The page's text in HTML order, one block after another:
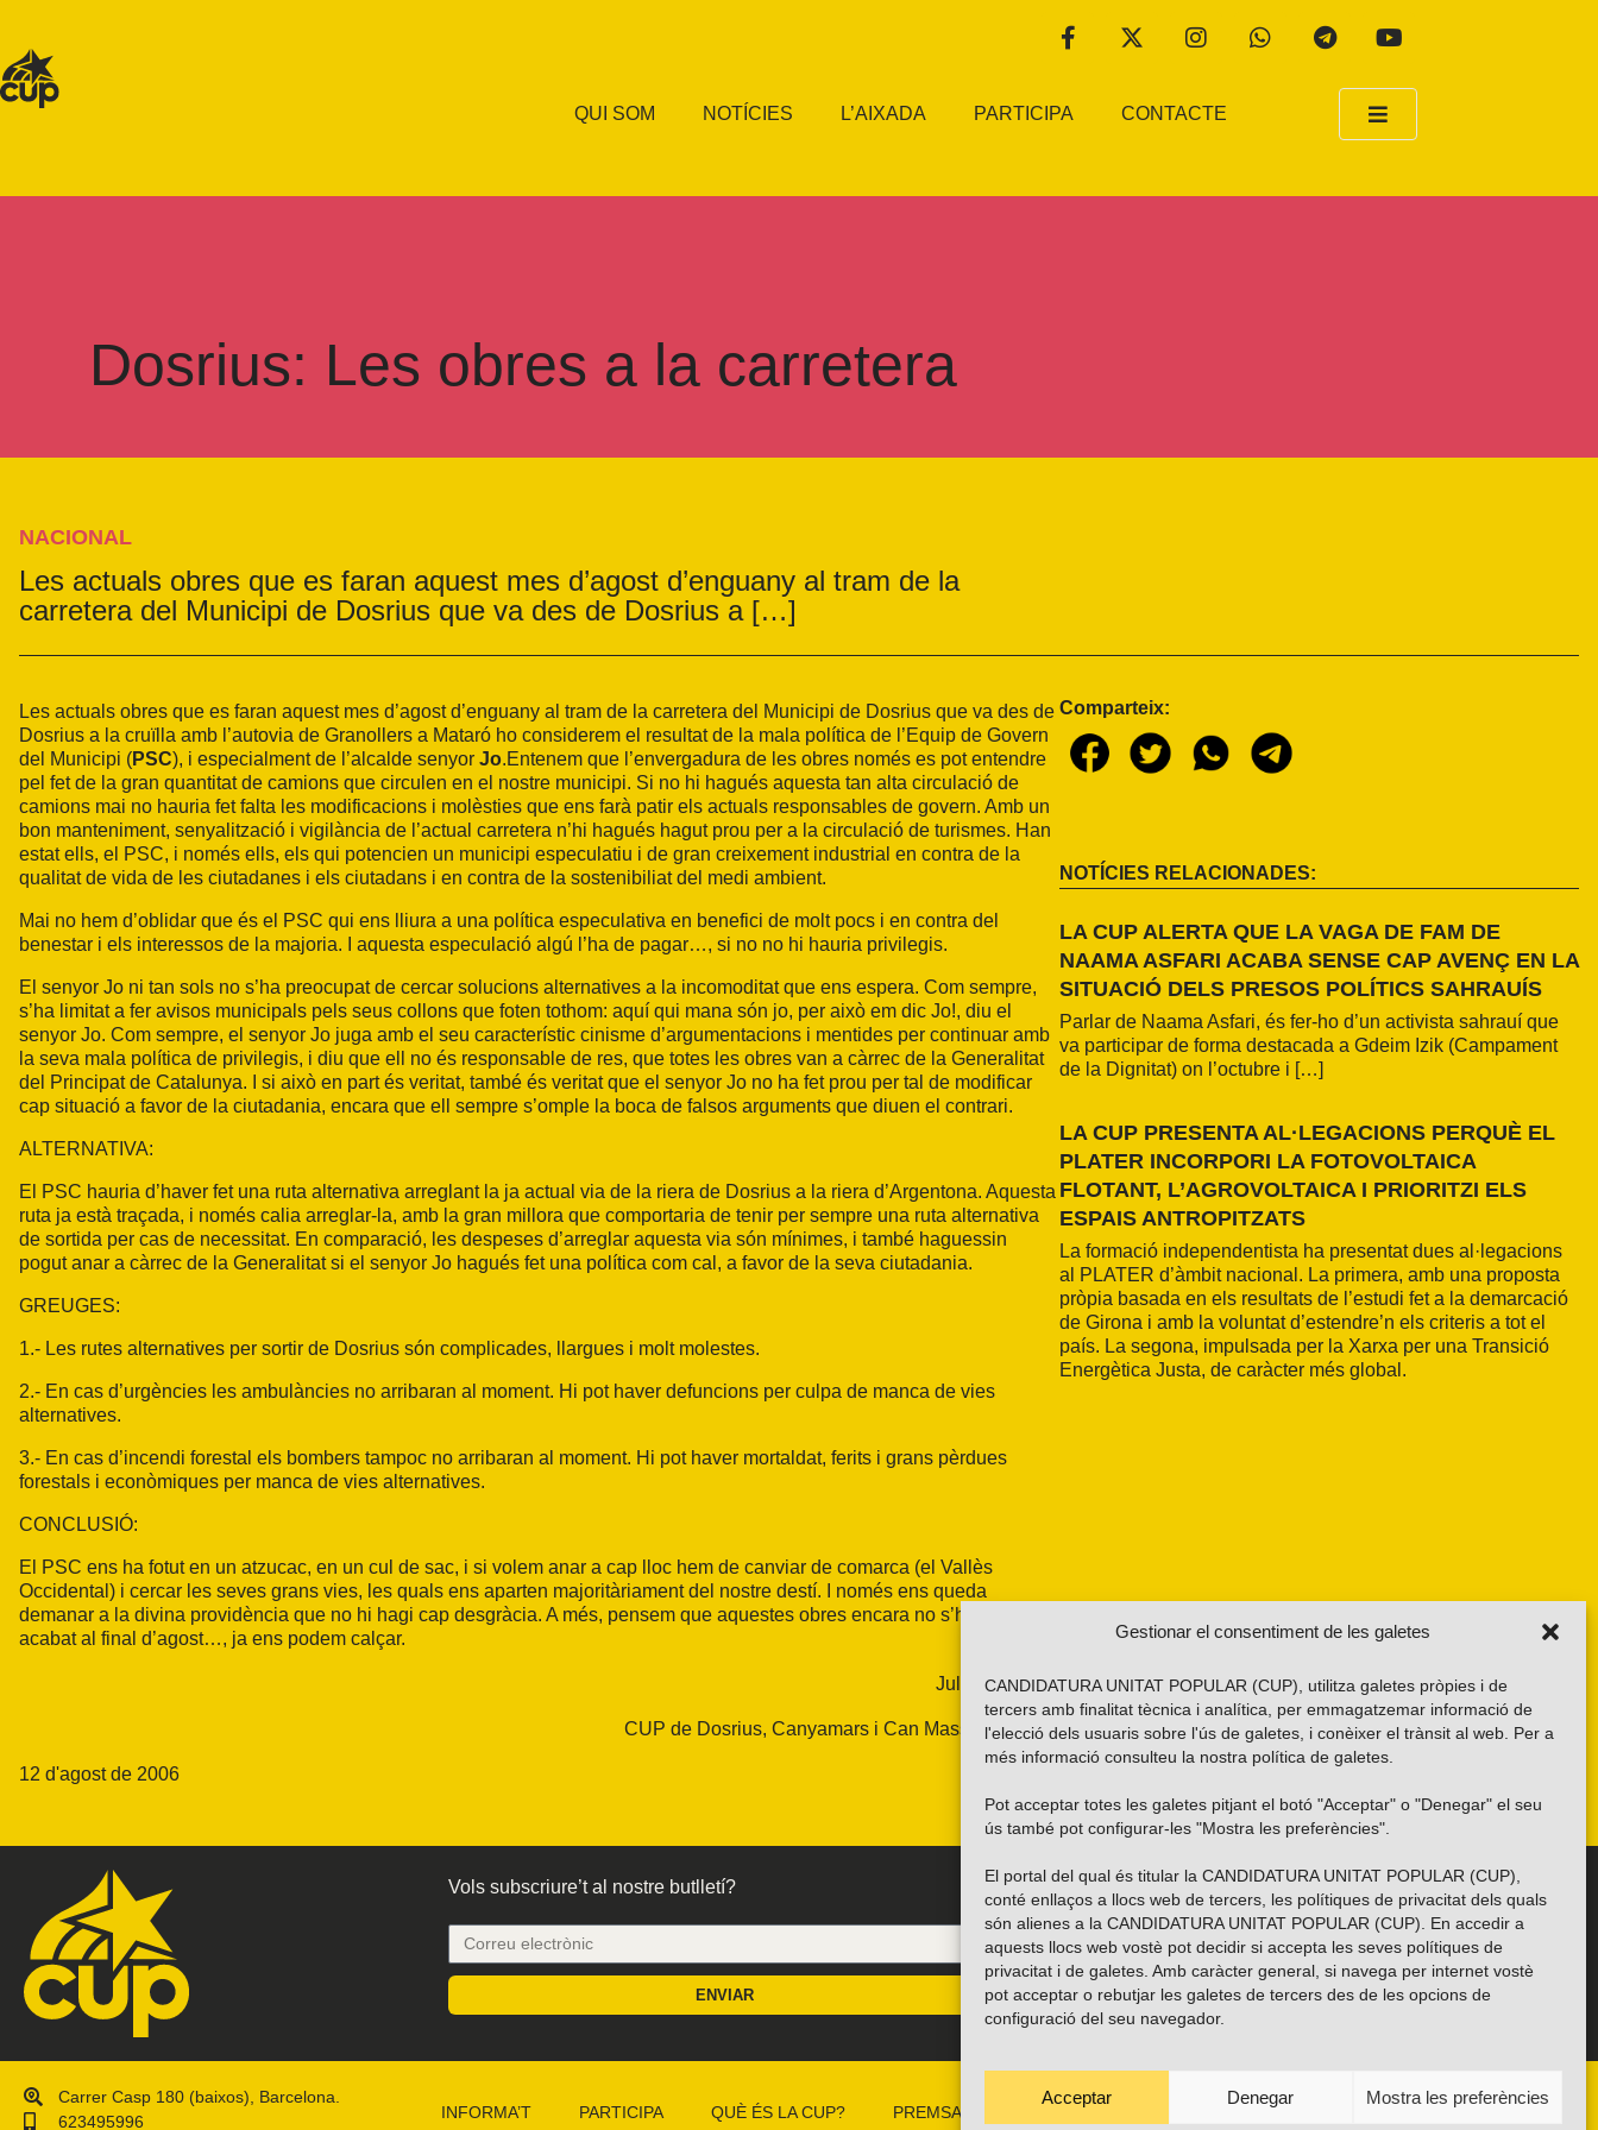
Gestionar el consentiment de les galetes
CANDIDATURA UNITAT POPULAR (CUP), utilitza galetes pròpies i de
tercers amb finalitat tècnica i analítica, per emmagatzemar informació de
l'elecció dels usuaris sobre l'ús de galetes, i conèixer el trànsit al web. Per a
més informació consulteu la nostra política de galetes
Pot acceptar totes les galetes pitjant el botó "Acceptar" o "Denegar" el seu
ús també pot configurar-les "Mostra les preferències".
El portal del qual és titular la CANDIDATURA UNITAT POPULAR (CUP),
conté enllaços a llocs web de tercers, les polítiques de privacitat dels quals
són alienes a la CANDIDATURA UNITAT POPULAR (CUP). En accedir a
aquests llocs web vostè pot decidir si accepta les seves polítiques de
privacitat i de galetes. Amb caràcter general, si navega per internet vostè
pot acceptar o rebutjar les galetes de tercers des de les opcions de
configuració del seu navegador.
Acceptar Denegar Mostra les preferències
QUI SOM NOTÍCIES L’AIXADA PARTICIPA CONTACTE
Dosrius: Les obres a la carretera
NACIONAL
Les actuals obres que es faran aquest mes d’agost d’enguany al tram de la
carretera del Municipi de Dosrius que va des de Dosrius a […]
Les actuals obres que es faran aquest mes d’agost d’enguany al tram de la carretera del Municipi de Dosrius que va des de
Dosrius a la cruïlla amb l’autovia de Granollers a Mataró ho considerem el resultat de la mala política de l’Equip de Govern
del Municipi (PSC), i especialment de l’alcalde senyor Jo.Entenem que l’envergadura de les obres només es pot entendre
pel fet de la gran quantitat de camions que circulen en el nostre municipi. Si no hi hagués aquesta tan alta circulació de
camions mai no hauria fet falta les modificacions i molèsties que ens farà patir els actuals responsables de govern. Amb un
bon manteniment, senyalització i vigilància de l’actual carretera n’hi hagués hagut prou per a la circulació de turismes. Han
estat ells, el PSC, i només ells, els qui potencien un municipi especulatiu i de gran creixement industrial en contra de la
qualitat de vida de les ciutadanes i els ciutadans i en contra de la sostenibiliat del medi ambient.
Mai no hem d’oblidar que és el PSC qui ens lliura a una política especulativa en benefici de molt pocs i en contra del
benestar i els interessos de la majoria. I aquesta especulació algú l’ha de pagar…, si no no hi hauria privilegis.
El senyor Jo ni tan sols no s’ha preocupat de cercar solucions alternatives a la incomoditat que ens espera. Com sempre,
s’ha limitat a fer avisos municipals pels seus collons que foten tothom: aquí qui mana són jo, per això em dic Jo!, diu el
senyor Jo. Com sempre, el senyor Jo juga amb el seu característic cinisme d’argumentacions i mentides per continuar amb
la seva mala política de privilegis, i diu que ell no és responsable de res, que totes les obres van a càrrec de la Generalitat
del Principat de Catalunya. I si això en part és veritat, també és veritat que el senyor Jo no ha fet prou per tal de modificar
cap situació a favor de la ciutadania, encara que ell sempre s’omple la boca de falsos arguments que diuen el contrari.
ALTERNATIVA:
El PSC hauria d’haver fet una ruta alternativa arreglant la ja actual via de la riera de Dosrius a la riera d’Argentona. Aquesta
ruta ja està traçada, i només calia arreglar-la, amb la gran millora que comportaria de tenir per sempre una ruta alternativa
de sortida per cas de necessitat. En comparació, les despeses d’arreglar aquesta via són mínimes, i també haguessin
pogut anar a càrrec de la Generalitat si el senyor Jo hagués fet una política com cal, a favor de la seva ciutadania.
GREUGES:
1.- Les rutes alternatives per sortir de Dosrius són complicades, llargues i molt molestes.
2.- En cas d’urgències les ambulàncies no arribaran al moment. Hi pot haver defuncions per culpa de manca de vies
alternatives.
3.- En cas d’incendi forestal els bombers tampoc no arribaran al moment. Hi pot haver mortaldat, ferits i grans pèrdues
forestals i econòmiques per manca de vies alternatives.
CONCLUSIÓ:
El PSC ens ha fotut en un atzucac, en un cul de sac, i si volem anar a cap lloc hem de canviar de comarca (el Vallès
Occidental) i cercar les seves grans vies, les quals ens aparten majoritàriament del nostre destí. I només ens queda
demanar a la divina providència que no hi hagi cap desgràcia. A més, pensem que aquestes obres encara no s’hauran
acabat al final d’agost…, ja ens podem calçar.
Juliol del 2006
CUP de Dosrius, Canyamars i Can Massuet del Far
12 d'agost de 2006
Comparteix:
NOTÍCIES RELACIONADES:
LA CUP ALERTA QUE LA VAGA DE FAM DE
NAAMA ASFARI ACABA SENSE CAP AVENÇ EN LA
SITUACIÓ DELS PRESOS POLÍTICS SAHRAUÍS
Parlar de Naama Asfari, és fer-ho d’un activista sahrauí que
va participar de forma destacada a Gdeim Izik (Campament
de la Dignitat) on l’octubre i […]
LA CUP PRESENTA AL·LEGACIONS PERQUÈ EL
PLATER INCORPORI LA FOTOVOLTAICA
FLOTANT, L’AGROVOLTAICA I PRIORITZI ELS
ESPAIS ANTROPITZATS
La formació independentista ha presentat dues al·legacions
al PLATER d’àmbit nacional. La primera, amb una proposta
pròpia basada en els resultats de l’estudi fet a la demarcació
de Girona i amb la voluntat d’estendre’n els criteris a tot el
país. La segona, impulsada per la Xarxa per una Transició
Energètica Justa, de caràcter més global.
Vols subscriure’t al nostre butlletí?
ENVIAR
Troba’ns a les xarxes socials
Carrer Casp 180 (baixos), Barcelona.
623495996
INFORMA’T PARTICIPA QUÈ ÉS LA CUP? PREMSA CAMPANYES TRANSPARÈNCIA